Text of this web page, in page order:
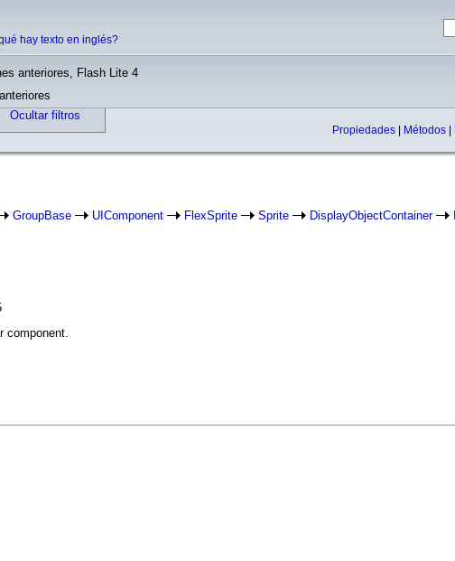
hay texto en inglés?
anteriores, Flash Lite 4
Ocultar filtros
Propiedades Métodos
GroupBase UIComponent FlexSprite Sprite DisplayObjectContainer
component.